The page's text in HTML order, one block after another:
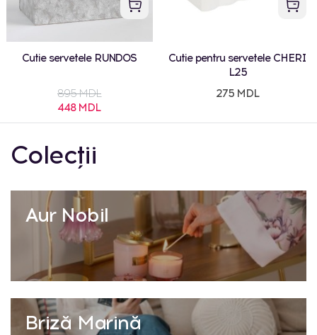
Cutie servetele RUNDOS
895 MDL
448 MDL
Cutie pentru servetele CHERI
L25
275 MDL
Colecții
Aur Nobil
Briză Marină